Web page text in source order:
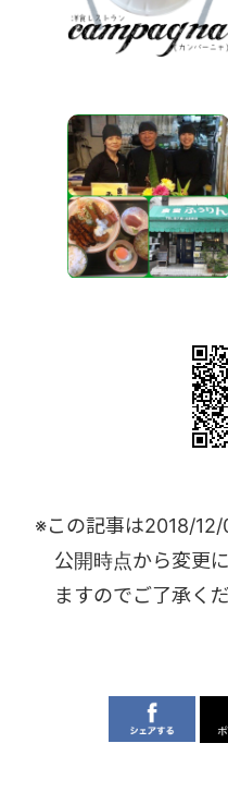
※この記事は2018/
公開時点から変更
ますのでご了承くだ